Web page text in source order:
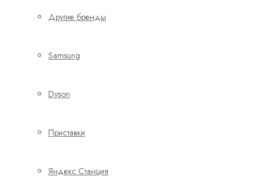
Другие бренды
Samsung
Dyson
Приставки
Яндекс Станция